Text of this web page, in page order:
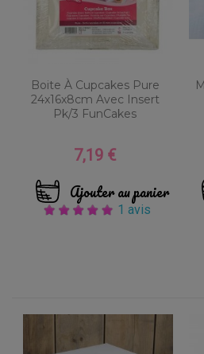
Boite À Cupcakes Pure
24x16x8cm Avec Insert
Pk/3 FunCakes
Prix
7,19 €
Ajouter au panier
1 avis